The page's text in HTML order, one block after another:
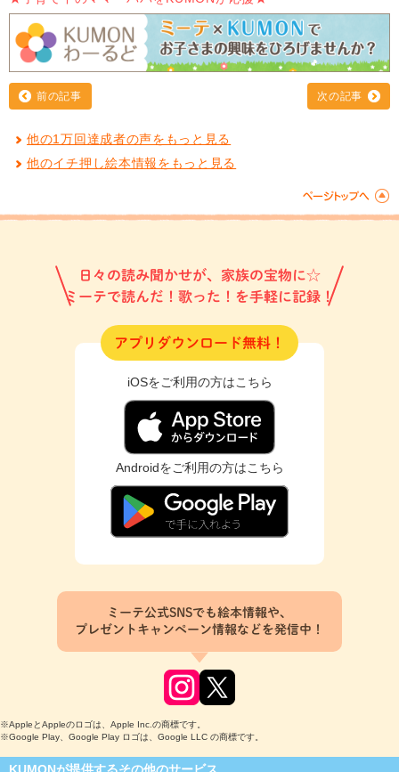
前の記事 次の記事
他の1万回達成者の声をもっと見る
他のイチ押し絵本情報をもっと見る
日々の読み聞かせが、家族の宝物に☆
ミーテで読んだ！歌った！を手軽に記録！
アプリダウンロード無料！
iOSをご利用の方はこちら
Androidをご利用の方はこちら
ミーテ公式SNSでも絵本情報や、
プレゼントキャンペーン情報などを発信中！
※AppleとAppleのロゴは、Apple Inc.の商標です。
※Google Play、Google Play ロゴは、Google LLC の商標です。